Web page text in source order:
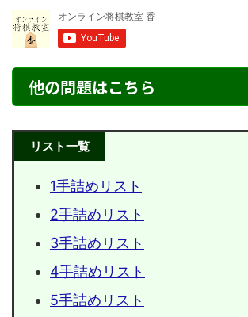
他の問題はこちら
リスト一覧
1手詰めリスト
2手詰めリスト
3手詰めリスト
4手詰めリスト
5手詰めリスト